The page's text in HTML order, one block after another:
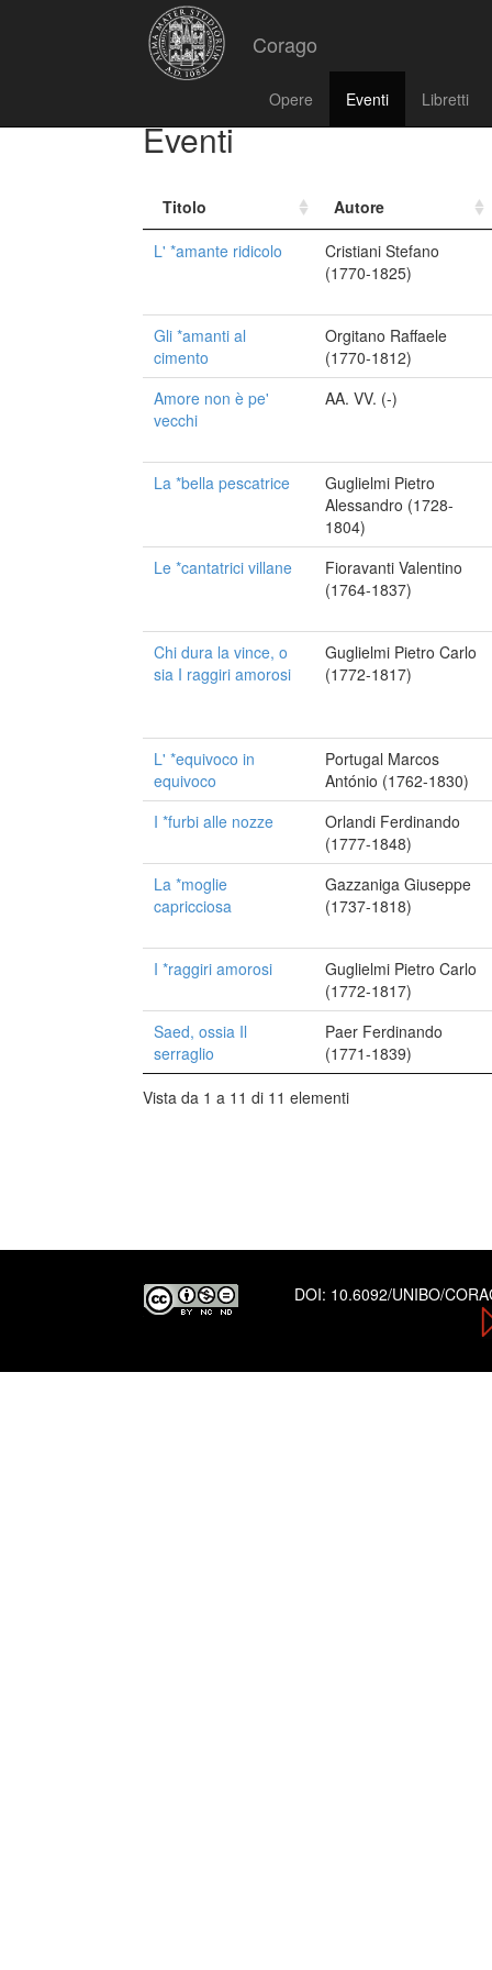
Corago
Opere Eventi Libretti
Eventi
Titolo
Autore
L' *amante ridicolo
Cristiani Stefano
(1770-1825)
Gli *amanti al
cimento
Orgitano Raffaele
(1770-1812)
Amore non è pe'
vecchi
AA. VV. (-)
La *bella pescatrice
Guglielmi Pietro
Alessandro (1728-
1804)
Le *cantatrici villane
Fioravanti Valentino
(1764-1837)
Chi dura la vince, o
sia I raggiri amorosi
Guglielmi Pietro Carlo
(1772-1817)
L' *equivoco in
equivoco
Portugal Marcos
António (1762-1830)
I *furbi alle nozze
Orlandi Ferdinando
(1777-1848)
La *moglie
capricciosa
Gazzaniga Giuseppe
(1737-1818)
I *raggiri amorosi
Guglielmi Pietro Carlo
(1772-1817)
Saed, ossia Il
serraglio
Paer Ferdinando
(1771-1839)
Vista da 1 a 11 di 11 elementi
DOI: 10.6092/UNIBO/